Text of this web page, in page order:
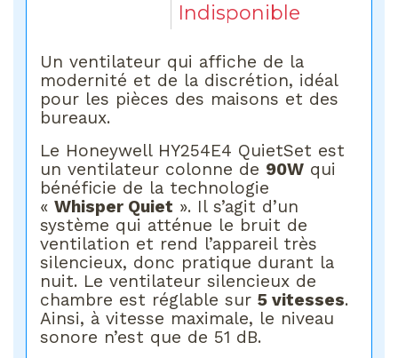
Indisponible
Un ventilateur qui affiche de la
modernité et de la discrétion, idéal
pour les pièces des maisons et des
bureaux.
Le Honeywell HY254E4 QuietSet est
un ventilateur colonne de 90W qui
bénéficie de la technologie
«Whisper Quiet ». Il s’agit d’un
système qui atténue le bruit de
ventilation et rend l’appareil très
silencieux, donc pratique durant la
nuit. Le ventilateur silencieux de
chambre est réglable sur5 vitesses.
Ainsi, à vitesse maximale, le niveau
sonore n’est que de 51 dB.